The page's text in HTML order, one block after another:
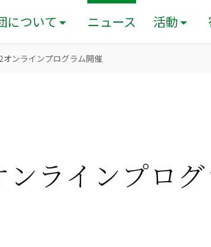
について ニュース 活動
ンラインプログラム開催
ラインプロ